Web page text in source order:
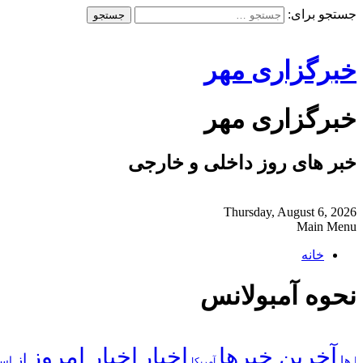
جستجو برای:
خبرگزاری مهر
خبرگزاری مهر
خبر های روز داخلی و خارجی
Thursday, August 6, 2026
Main Menu
خانه
نحوه آمبولانس
آخرین خبرها اخبار اخبار امروز از